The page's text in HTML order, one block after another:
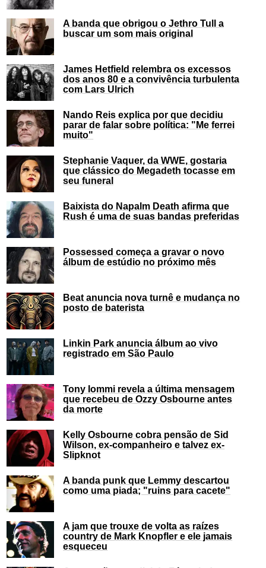
A banda que obrigou o Jethro Tull a
buscar um som mais original
James Hetfield relembra os excessos
dos anos 80 e a convivência turbulenta
com Lars Ulrich
Nando Reis explica por que decidiu
parar de falar sobre política: "Me ferrei
muito"
Stephanie Vaquer, da WWE, gostaria
que clássico do Megadeth tocasse em
seu funeral
Baixista do Napalm Death afirma que
Rush é uma de suas bandas preferidas
Possessed começa a gravar o novo
álbum de estúdio no próximo mês
Beat anuncia nova turnê e mudança no
posto de baterista
Linkin Park anuncia álbum ao vivo
registrado em São Paulo
Tony Iommi revela a última mensagem
que recebeu de Ozzy Osbourne antes
da morte
Kelly Osbourne cobra pensão de Sid
Wilson, ex-companheiro e talvez ex-
Slipknot
A banda punk que Lemmy descartou
como uma piada; "ruins para cacete"
A jam que trouxe de volta as raízes
country de Mark Knopfler e ele jamais
esqueceu